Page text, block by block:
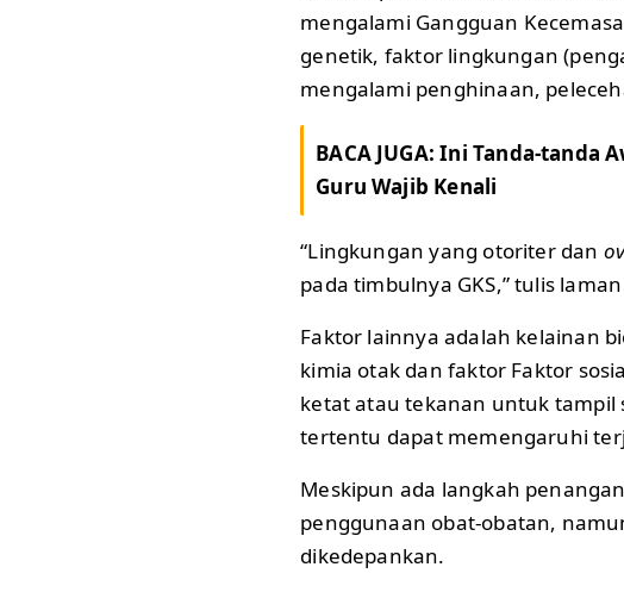
mengalami Gangguan
genetik, faktor lingkungan
mengalami penghinaan,
BACA JUGA:Ini Tanda-tanda
Guru Wajib Kenali
“Lingkungan yang otoriter dan
pada timbulnya GKS,” tulis
Faktor lainnya adalah kelainan
kimia otak dan faktor Faktor
ketat atau tekanan untuk
tertentu dapat memengaruhi
Meskipun ada langkah
penggunaan obat-obatan,
dikedepankan.